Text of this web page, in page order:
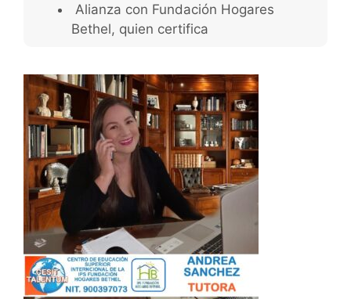
Alianza con Fundación Hogares
Bethel, quien certifica